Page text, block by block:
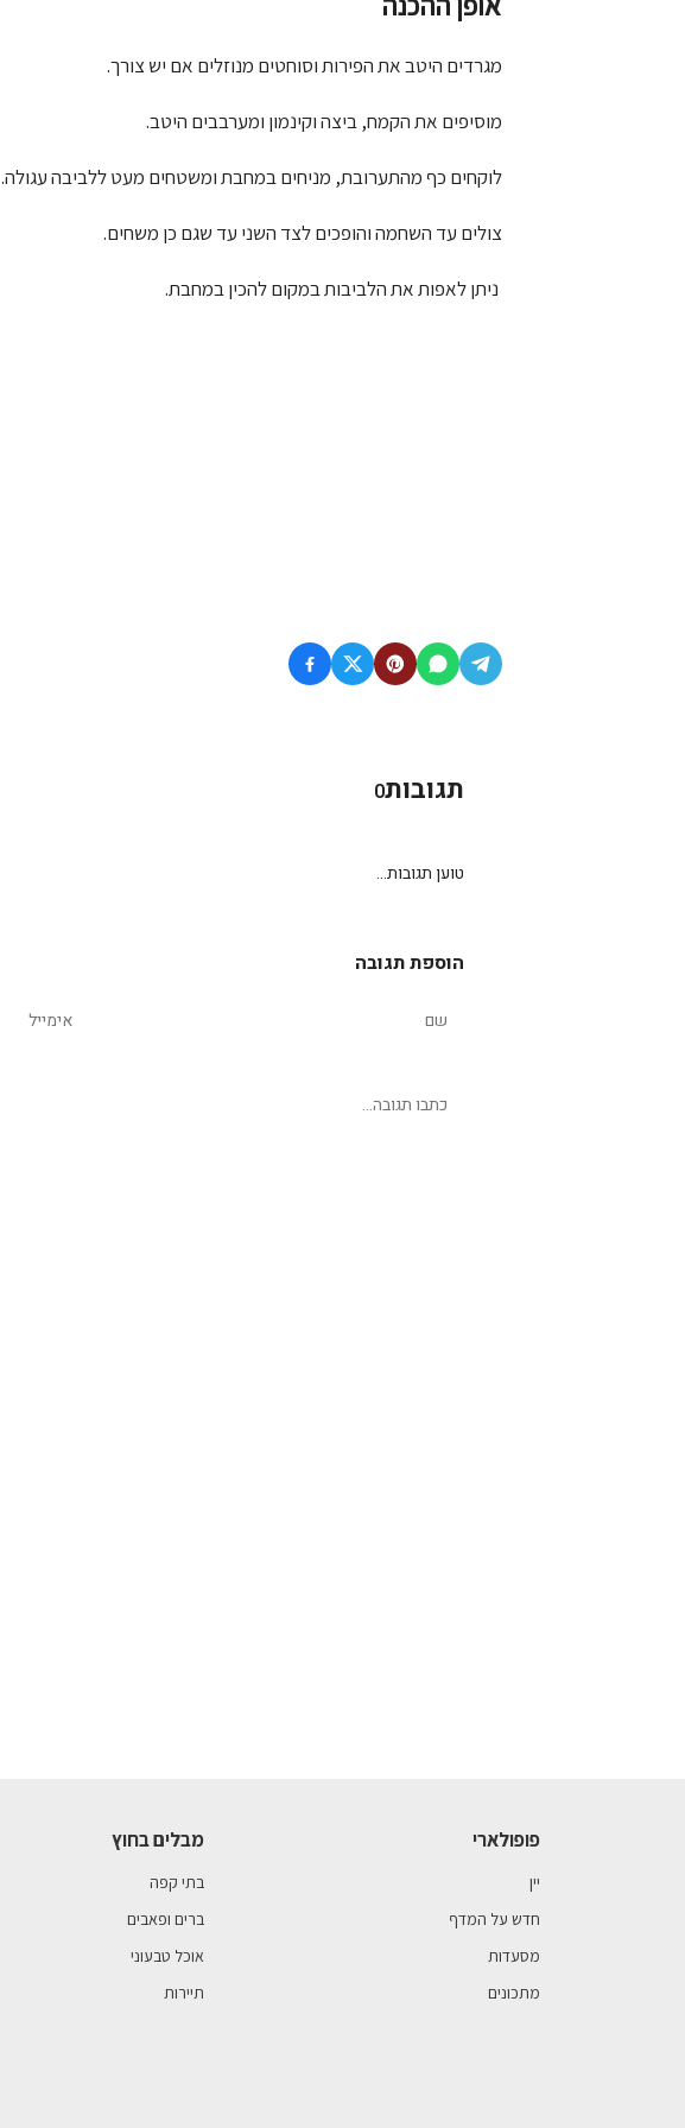
מגרדים היטב את הפירות וסוחטים מנוזלים אם יש צורך.
מוסיפים את הקמח, ביצה וקינמון ומערבבים היטב.
לוקחים כף מהתערובת, מניחים במחבת ומשטחים מעט ללביבה עגולה.
צולים עד השחמה והופכים לצד השני עד שגם כן משחים.
ניתן לאפות את הלביבות במקום להכין במחבת.
תגובות0
טוען תגובות...
הוספת תגובה
פופולארי
יין
חדש על המדף
מסעדות
מתכונים
מבלים בחוץ
בתי קפה
ברים ופאבים
אוכל טבעוני
תיירות